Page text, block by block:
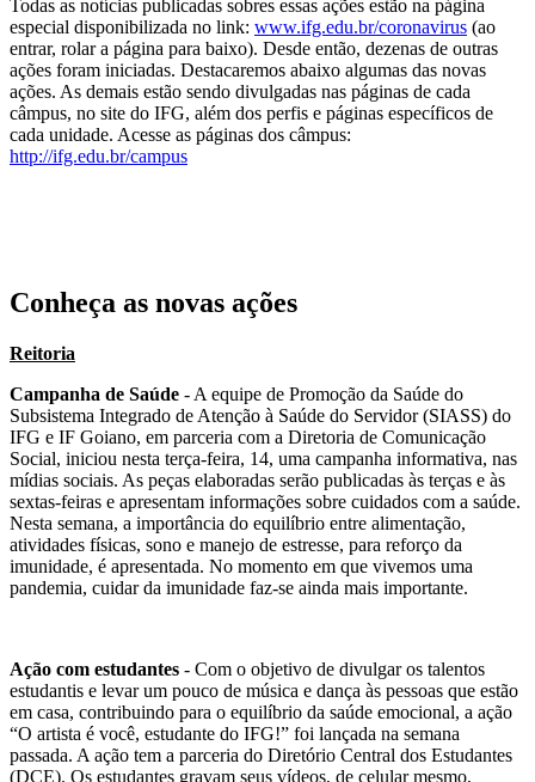
Todas as notícias publicadas sobres essas ações estão na página
especial disponibilizada no link: www.ifg.edu.br/coronavirus (ao
entrar, rolar a página para baixo). Desde então, dezenas de outras
ações foram iniciadas. Destacaremos abaixo algumas das novas
ações. As demais estão sendo divulgadas nas páginas de cada
câmpus, no site do IFG, além dos perfis e páginas específicos de
cada unidade. Acesse as páginas dos câmpus:
http://ifg.edu.br/campus
Conheça as novas ações
Reitoria
Campanha de Saúde - A equipe de Promoção da Saúde do
Subsistema Integrado de Atenção à Saúde do Servidor (SIASS) do
IFG e IF Goiano, em parceria com a Diretoria de Comunicação
Social, iniciou nesta terça-feira, 14, uma campanha informativa, nas
mídias sociais. As peças elaboradas serão publicadas às terças e às
sextas-feiras e apresentam informações sobre cuidados com a saúde.
Nesta semana, a importância do equilíbrio entre alimentação,
atividades físicas, sono e manejo de estresse, para reforço da
imunidade, é apresentada. No momento em que vivemos uma
pandemia, cuidar da imunidade faz-se ainda mais importante.
Ação com estudantes - Com o objetivo de divulgar os talentos
estudantis e levar um pouco de música e dança às pessoas que estão
em casa, contribuindo para o equilíbrio da saúde emocional, a ação
“O artista é você, estudante do IFG!” foi lançada na semana
passada. A ação tem a parceria do Diretório Central dos Estudantes
(DCE). Os estudantes gravam seus vídeos, de celular mesmo,